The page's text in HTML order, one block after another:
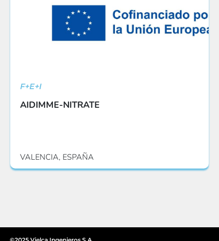
F+E+I
AIDIMME-NITRATE
VALENCIA, ESPAÑA